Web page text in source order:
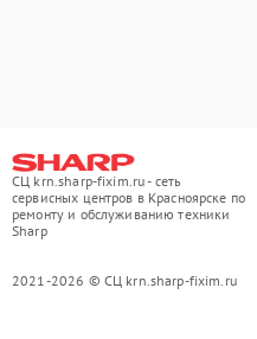
СЦ krn.sharp-fixim.ru - сеть
сервисных центров в Красноярске по
ремонту и обслуживанию техники
Sharp
2021-2026 © СЦ krn.sharp-fixim.ru